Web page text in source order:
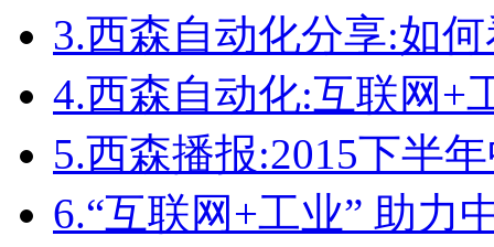
3.西森自动化分享:如
4.西森自动化:互联网+
5.西森播报:2015下半
6.“互联网+工业” 助力